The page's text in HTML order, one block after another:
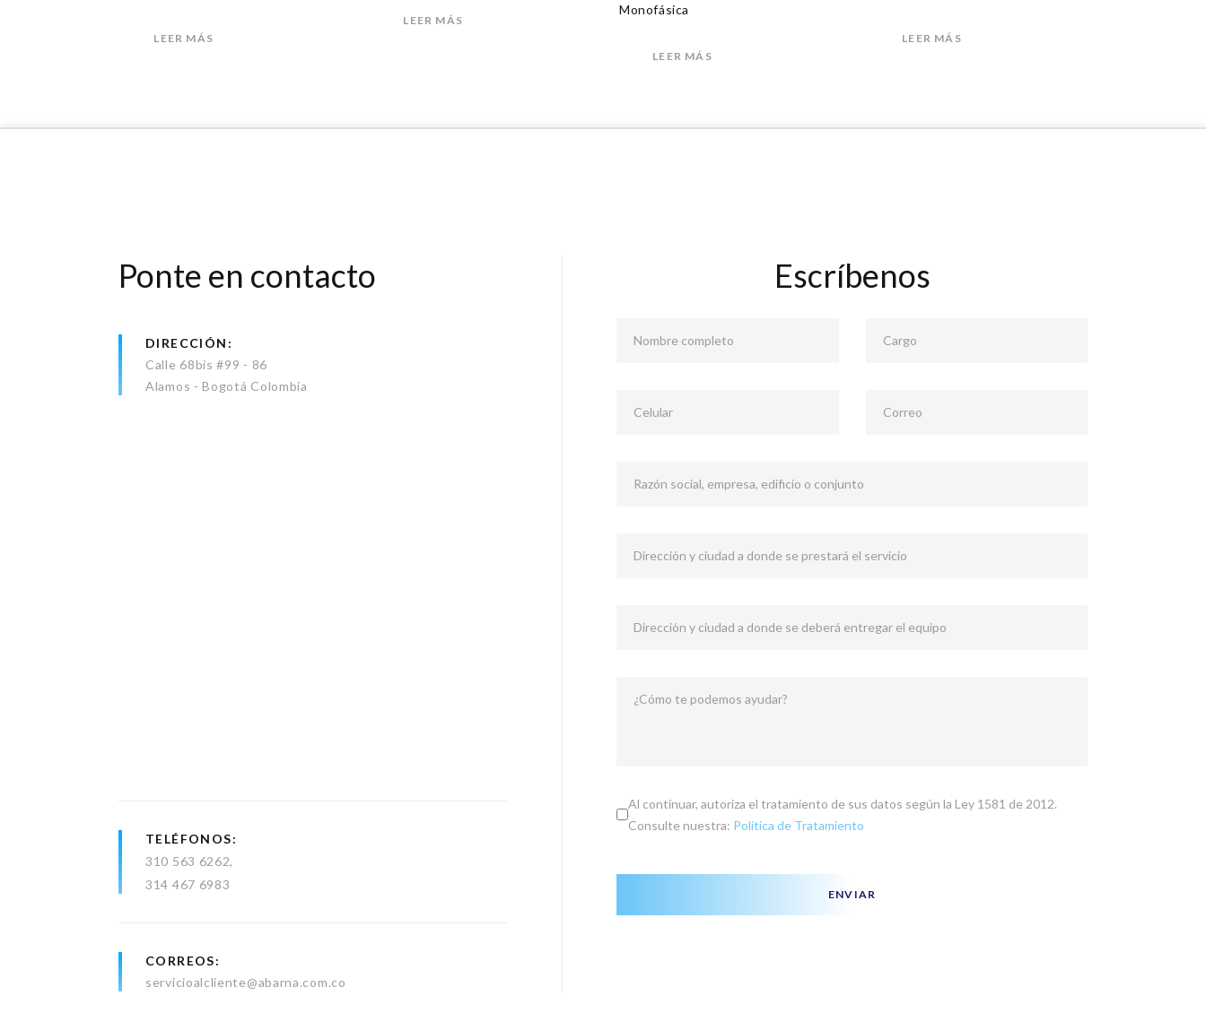
LEER MÁS
LEER MÁS
Monofásica
LEER MÁS
LEER MÁS
Ponte en contacto
DIRECCIÓN
Calle 68bis #99 - 86
Alamos - Bogotá Colombia
TELÉFONOS
310 563 6262
314 467 6983
CORREOS
servicioalcliente@abarna.com.co
Escríbenos
Nombre completo Cargo
Celular Correo
Razón social, empresa, edificio o conjunto
Dirección y ciudad a donde se prestará el servicio
Dirección y ciudad a donde se deberá entregar el equipo
¿Cómo te podemos ayudar?
Al continuar, autoriza el tratamiento de sus datos según la Ley 1581 de 2012.
Consulte nuestra: Política de Tratamiento
ENVIAR